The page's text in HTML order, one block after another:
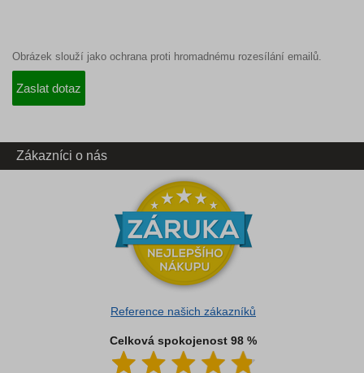
Obrázek slouží jako ochrana proti hromadnému rozesílání emailů.
Zákazníci o nás
Reference našich zákazníků
Celková spokojenost 98 %